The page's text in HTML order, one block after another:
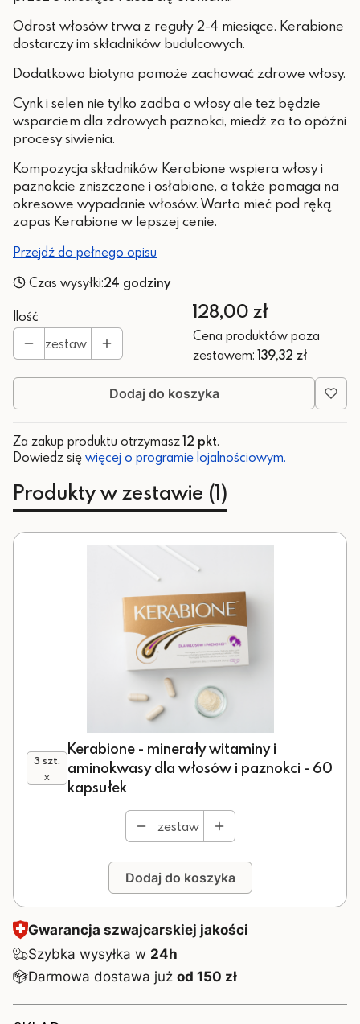
Odrost włosów trwa z reguły 2-4 miesiące. Kerabione
dostarczy im składników budulcowych.
Dodatkowo biotyna pomoże zachować zdrowe włosy.
Cynk i selen nie tylko zadba o włosy ale też będzie
wsparciem dla zdrowych paznokci, miedź za to opóźni
procesy siwienia.
Kompozycja składników Kerabione wspiera włosy i
paznokcie zniszczone i osłabione, a także pomaga na
okresowe wypadanie włosów. Warto mieć pod ręką
zapas Kerabione w lepszej cenie.
Przejdź do pełnego opisu
Czas wysyłki:24 godziny
Ilość
zestaw
Cena
128,00 zł
Cena produktów poza
zestawem: 139,32 zł
Dodaj do koszyka
Za zakup produktu otrzymasz12 pkt.
Dowiedz się więcej o programie lojalnościowym.
Produkty w zestawie (1)
3 szt.
x
Kerabione - minerały witaminy i
aminokwasy dla włosów i paznokci - 60
kapsułek
zestaw
Dodaj do koszyka
Gwarancja szwajcarskiej jakości
Szybka wysyłka w 24h
Darmowa dostawa jużod 150 zł